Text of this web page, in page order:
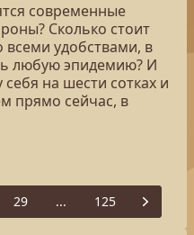
современные
Сколько стоит
удобствами, в
любую эпидемию? И
на шести сотках и
прямо сейчас, в
29 ... 125 Next